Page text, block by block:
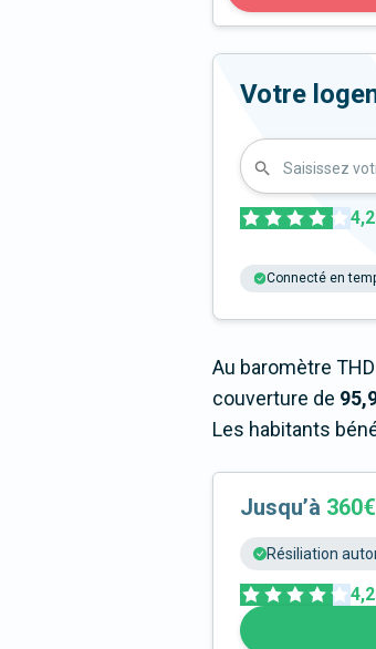
Votre
Saisissez
4,2
Connecté en
Au baromètre
couverture de
Les habitants
Jusqu’à
Résiliation
4,2